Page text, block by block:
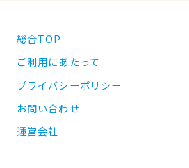
総合TOP
ご利用にあたって
プライバシーポリシー
お問い合わせ
運営会社